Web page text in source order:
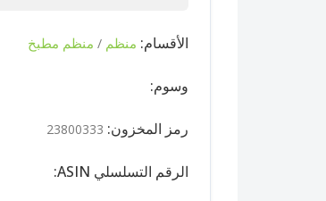
الأقسام: منظم / منظم مطبخ
وسوم:
رمز المخزون: 23800333
الرقم التسلسلي ASIN: